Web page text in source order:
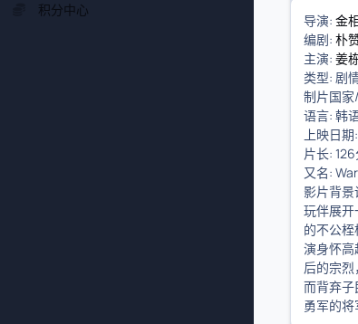
积分中心
导演: 金
编剧: 朴
主演: 姜
类型: 剧
制片国家
语言: 韩
上映日期:
片长:
又名:
影片背
玩伴展
的不公
演身怀高
后的宗
而背弃
勇军的